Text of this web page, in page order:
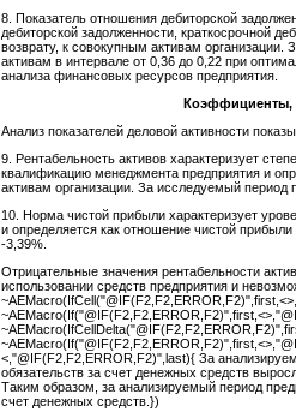
8. Показатель отношения дебиторской
дебиторской задолженности, краткосрочной
возврату, к совокупным активам организации.
активам в интервале от 0,36 до 0,22 при
анализа финансовых ресурсов предприятия.
Коэффициенты,
Анализ показателей деловой активности
9. Рентабельность активов характеризует
квалификацию менеджмента предприятия и
активам организации. За исследуемый период
10. Норма чистой прибыли характеризует
и определяется как отношение чистой
-3,39%.
Отрицательные значения рентабельности
использовании средств предприятия и
<,"@IF(F2,F2,ERROR,F2)",last){ За
обязательств за счет денежных средств
Таким образом, за анализируемый период
счет денежных средств.})